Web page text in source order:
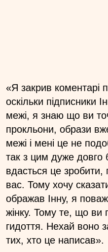
«Я закрив коментарі
оскільки підписники
межі, я знаю що ви
прокльони, образи
межі і мені це не
так з цим дуже довго
вдасться це зробити,
вас. Тому хочу
ображав Інну, я
жінку. Тому те, що ви
гидоття. Нехай воно
тих, хто це написав».